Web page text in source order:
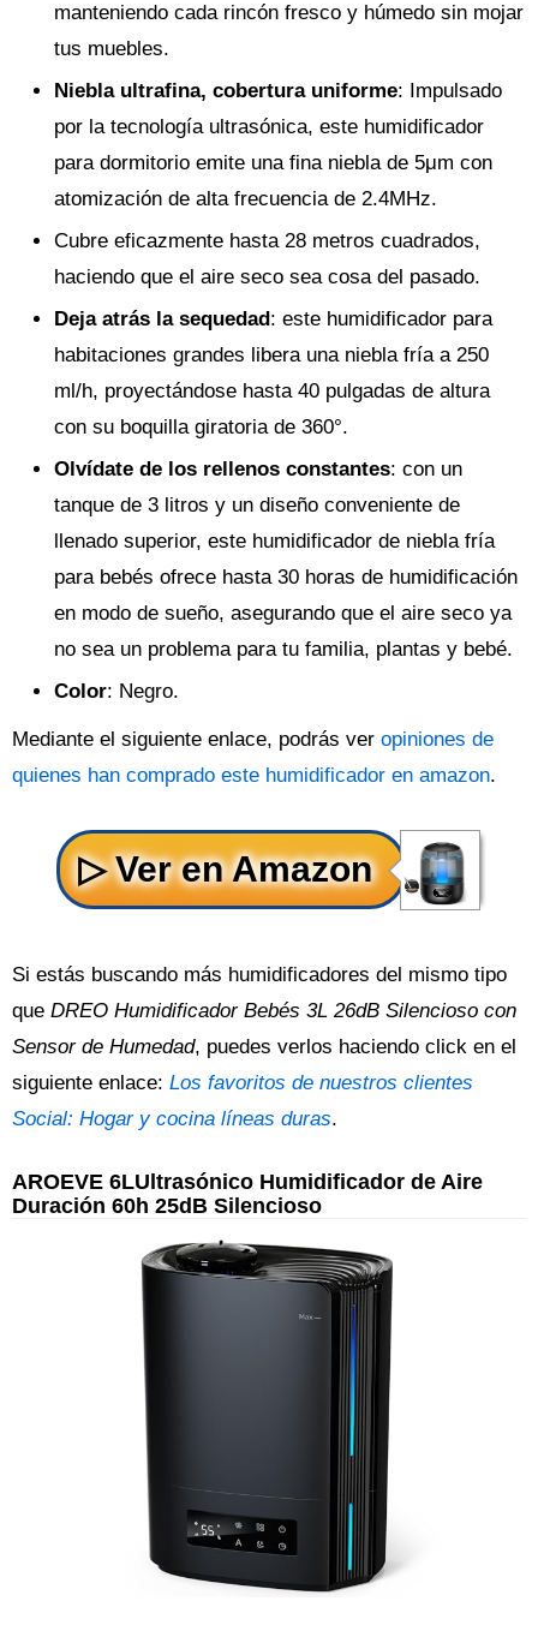
manteniendo cada rincón fresco y húmedo sin mojar
tus muebles.
Niebla ultrafina, cobertura uniforme: Impulsado
por la tecnología ultrasónica, este humidificador
para dormitorio emite una fina niebla de 5μm con
atomización de alta frecuencia de 2.4MHz.
Cubre eficazmente hasta 28 metros cuadrados,
haciendo que el aire seco sea cosa del pasado.
Deja atrás la sequedad: este humidificador para
habitaciones grandes libera una niebla fría a 250
ml/h, proyectándose hasta 40 pulgadas de altura
con su boquilla giratoria de 360°.
Olvídate de los rellenos constantes: con un
tanque de 3 litros y un diseño conveniente de
llenado superior, este humidificador de niebla fría
para bebés ofrece hasta 30 horas de humidificación
en modo de sueño, asegurando que el aire seco ya
no sea un problema para tu familia, plantas y bebé.
Color: Negro.
Mediante el siguiente enlace, podrás ver opiniones de
quienes han comprado este humidificador en amazon.
Si estás buscando más humidificadores del mismo tipo
que DREO Humidificador Bebés 3L 26dB Silencioso con
Sensor de Humedad, puedes verlos haciendo click en el
siguiente enlace: Los favoritos de nuestros clientes
Social: Hogar y cocina líneas duras.
AROEVE 6LUltrasónico Humidificador de Aire
Duración 60h 25dB Silencioso